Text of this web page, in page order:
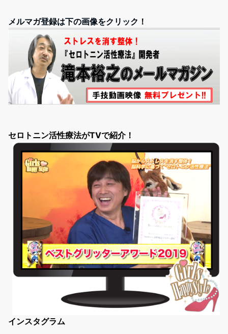
メルマガ登録は下の画像をクリック！
セロトニン活性療法がTVで紹介！
インスタグラム